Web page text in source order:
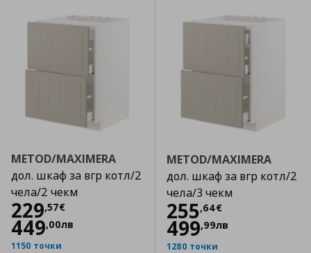
METOD/MAXIMERA
дол. шкаф за вгр котл/2
чела/2 чекм
229,57€
Цена
449,00лв
1150 точки
METOD/MAXIMERA
дол. шкаф за вгр котл/2
чела/3 чекм
255,64€
Цена
499,99лв
1280 точки